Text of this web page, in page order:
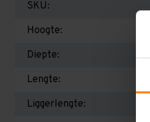
SKU:
Hoogte:
Diepte:
Lengte:
Liggerlengte: